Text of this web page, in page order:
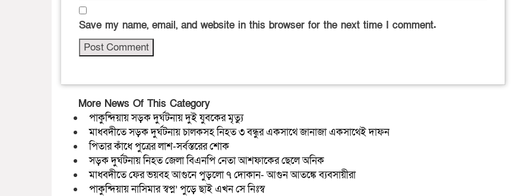
Save my name, email, and website in this browser for the next time I comment.
More News Of This Category
পাকুন্দিয়ায় সড়ক দুর্ঘটনায় দুই যুবকের মৃত্যু
মাধবদীতে সড়ক দুর্ঘটনায় চালকসহ নিহত ৩ বন্ধুর একসাথে জানাজা একসাথেই দাফন
পিতার কাঁধে পুত্রের লাশ-সর্বস্তরের শোক
সড়ক দুর্ঘটনায় নিহত জেলা বিএনপি নেতা আশফাকের ছেলে অনিক
মাধবদীতে ফের ভয়বহ আগুনে পুড়লো ৭ দোকান- আগুন আতঙ্কে ব্যবসায়ীরা
পাকুন্দিয়ায় নাসিমার স্বপ্ন’ পুড়ে ছাই এখন সে নিঃস্ব